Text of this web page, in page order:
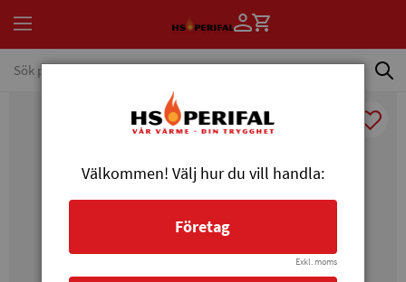
Välkommen! Välj hur du vill handla:
Företag
Exkl. moms